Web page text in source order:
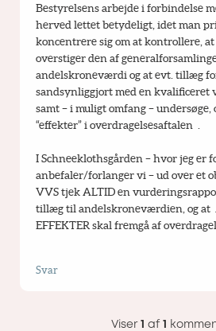
Bestyrelsens arbejde i forbindelse
herved lettet betydeligt, idet man
koncentrere sig om at kontrollere,
overstiger den af
andelskroneværdi og at evt. tillæg
sandsynliggjort med en kvalificeret
samt – i muligt omfang –
“effekter” i overdragelsesaftalen  .
I Schneeklothsgården – hvor jeg er
anbefaler/forlanger vi – ud over et
VVS tjek ALTID en
tillæg til andelskroneværdien, og at
EFFEKTER skal fremgå af
Svar
Viser 1 af 1